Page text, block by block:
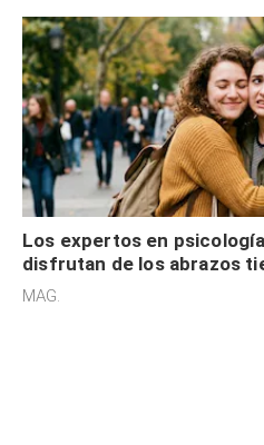
Los expertos en
disfrutan de los abrazos
sensibilidad a los
MAG.